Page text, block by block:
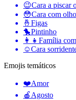
😉Cara a piscar
😳Cara com
🤞 Figas
🐤Pintinho
👩‍👧 Família
☺️Cara
Emojis temáticos
❤️Amor
🍎 Agosto